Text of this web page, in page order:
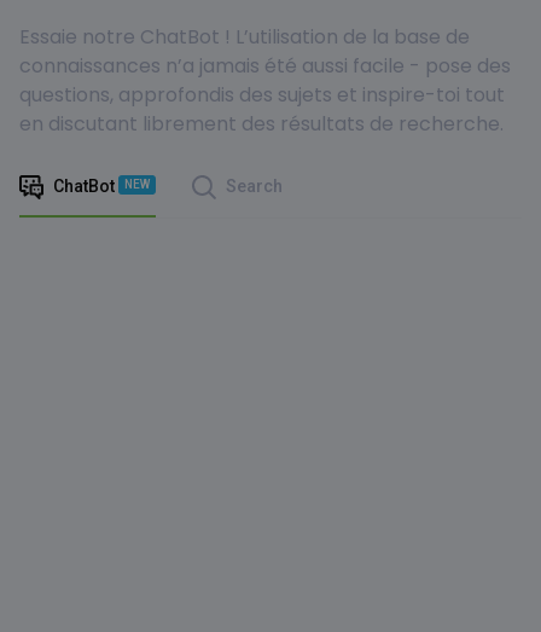
Essaie notre ChatBot ! L’utilisation de la base de
connaissances n’a jamais été aussi facile - pose des
questions, approfondis des sujets et inspire-toi tout
en discutant librement des résultats de recherche.
ChatBot NEW Search